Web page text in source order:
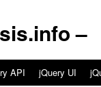
–
API jQuery UI